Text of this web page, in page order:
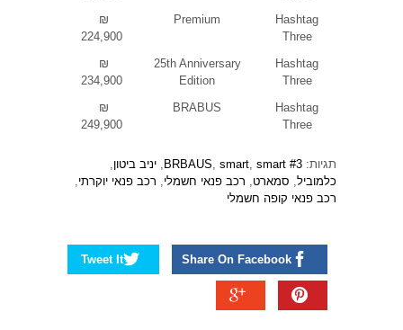
Hashtag
Three
Premium
₪
224,900
Hashtag
Three
25th Anniversary
Edition
₪
234,900
Hashtag
Three
BRABUS
₪
249,900
תגיות: BRBAUS smart smart #3 יניב ביטון
כלמוביל סמארט רכב פנאי חשמלי רכב פנאי יוקרתי
רכב פנאי קופה חשמלי
Share On Facebook
Tweet It